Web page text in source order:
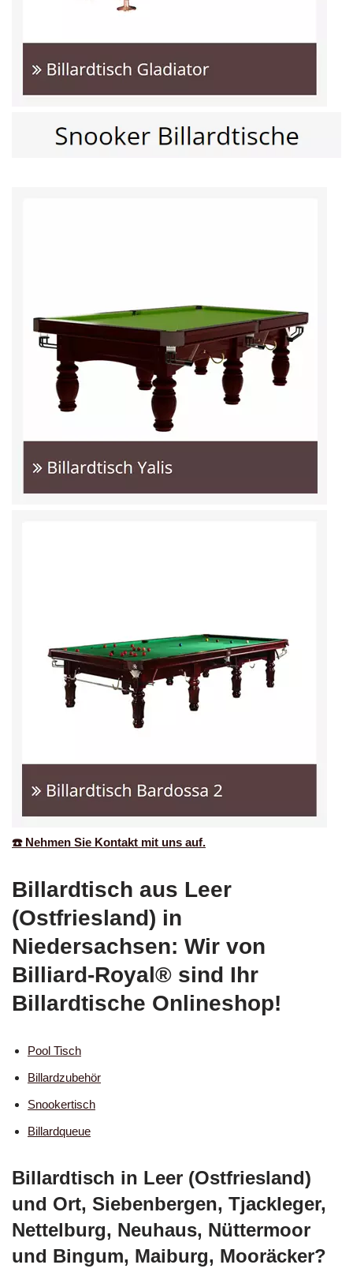
☎️ Nehmen Sie Kontakt mit uns auf.
Billardtisch aus Leer
(Ostfriesland) in
Niedersachsen: Wir von
Billiard-Royal® sind Ihr
Billardtische Onlineshop!
Pool Tisch
Billardzubehör
Snookertisch
Billardqueue
Billardtisch in Leer (Ostfriesland)
und Ort, Siebenbergen, Tjackleger,
Nettelburg, Neuhaus, Nüttermoor
und Bingum, Maiburg, Mooräcker?